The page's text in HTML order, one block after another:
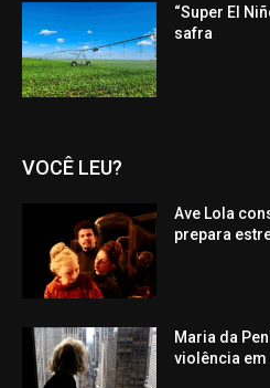
“Super El
safra
VOCÊ LEU?
Ave Lola
prepara
Maria da
violência